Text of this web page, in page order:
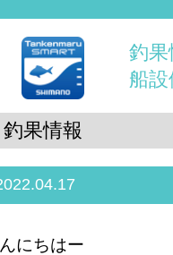
釣果
船
釣果情報
にちはー